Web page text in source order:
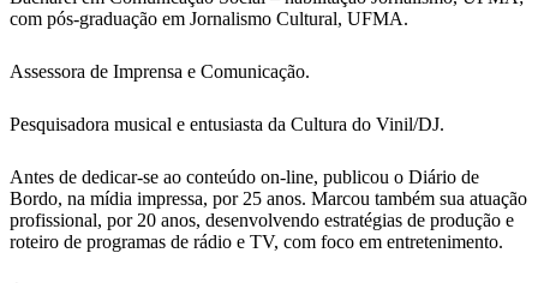
com pós-graduação em Jornalismo Cultural, UFMA.
Assessora de Imprensa e Comunicação.
Pesquisadora musical e entusiasta da Cultura do Vinil/DJ.
Antes de dedicar-se ao conteúdo on-line, publicou o Diário de
Bordo, na mídia impressa, por 25 anos. Marcou também sua atuação
profissional, por 20 anos, desenvolvendo estratégias de produção e
roteiro de programas de rádio e TV, com foco em entretenimento.